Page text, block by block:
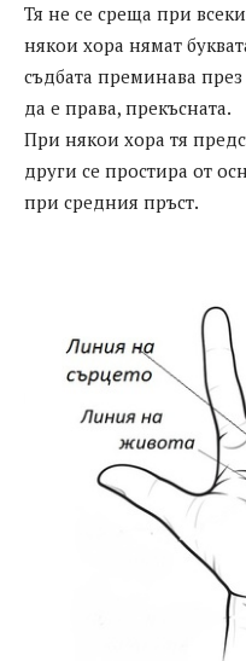
Тя не се среща при
някои хора нямат
съдбата преминава
да е права, прекъсната.
При някои хора тя
други се простира от
при средния пръст.